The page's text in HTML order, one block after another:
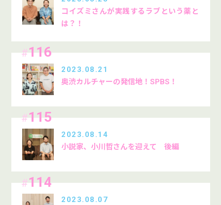
コイズミさんが実践するラブという薬と
は？！
#116
2023.08.21
奥渋カルチャーの発信地！SPBS！
#115
2023.08.14
小説家、小川哲さんを迎えて 後編
#114
2023.08.07